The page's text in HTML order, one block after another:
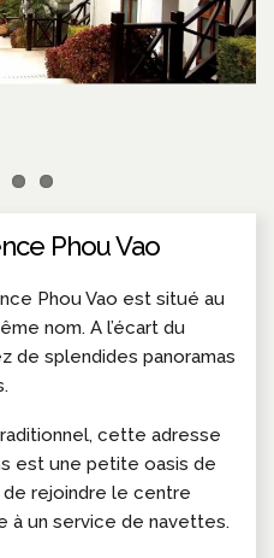
Phou Vao
Phou Vao est situé au
nom. A l’écart du
de splendides panoramas
cette adresse
est une petite oasis de
rejoindre le centre
à un service de navettes.